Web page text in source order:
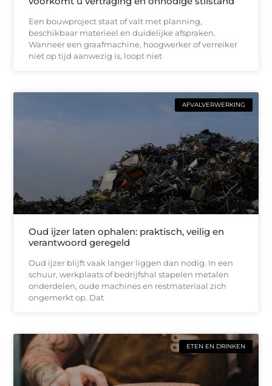
Een bouwproject staat of valt met planning,
beschikbaar materieel en duidelijke afspraken.
Wanneer een graafmachine, hoogwerker of verreiker
niet op tijd aanwezig is, loopt niet
AFVALVERWERKING
Oud ijzer laten ophalen: praktisch, veilig en
verantwoord geregeld
Oud ijzer blijft vaak langer liggen dan nodig. In een
schuur, werkplaats of bedrijfshal stapelen metalen
onderdelen, oude machines en restmateriaal zich
ongemerkt op. Dat
ETEN EN DRINKEN